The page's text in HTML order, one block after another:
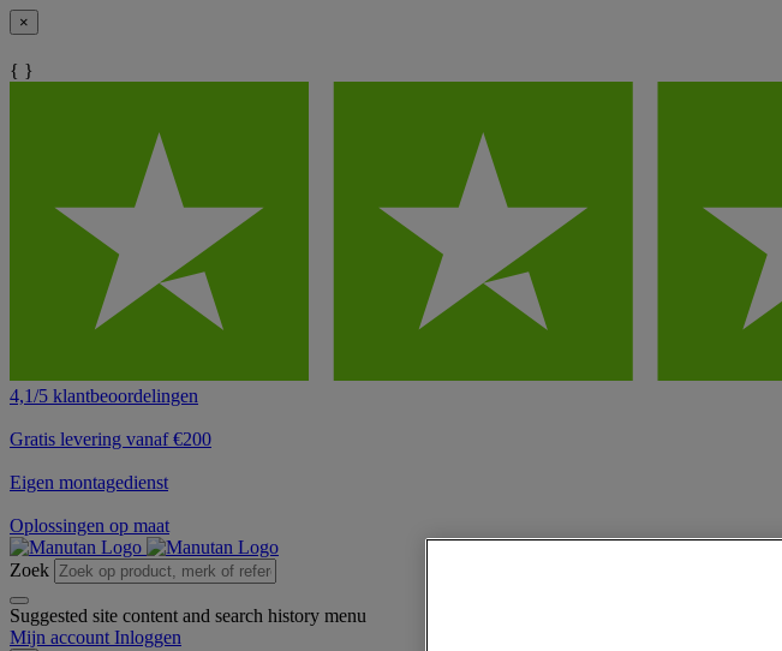
×
{ }
4,1/5 klantbeoordelingen
Gratis levering vanaf €200
Eigen montagedienst
Oplossingen op maat
Zoek
Suggested site content and search history menu
Mijn account Inloggen